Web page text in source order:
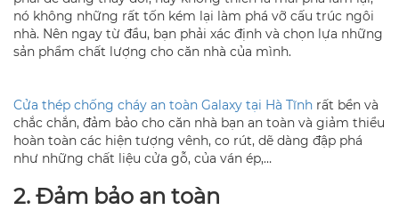
nó không những rất tốn kém lại làm phá vỡ cấu trúc ngôi
nhà. Nên ngay từ đầu, bạn phải xác định và chọn lựa những
sản phẩm chất lượng cho căn nhà của mình.
Cửa thép chống cháy an toàn Galaxy tại Hà Tĩnh rất bền và
chắc chắn, đảm bảo cho căn nhà bạn an toàn và giảm thiểu
hoàn toàn các hiện tượng vênh, co rút, dẽ dàng đập phá
như những chất liệu cửa gỗ, của ván ép,…
2. Đảm bảo an toàn